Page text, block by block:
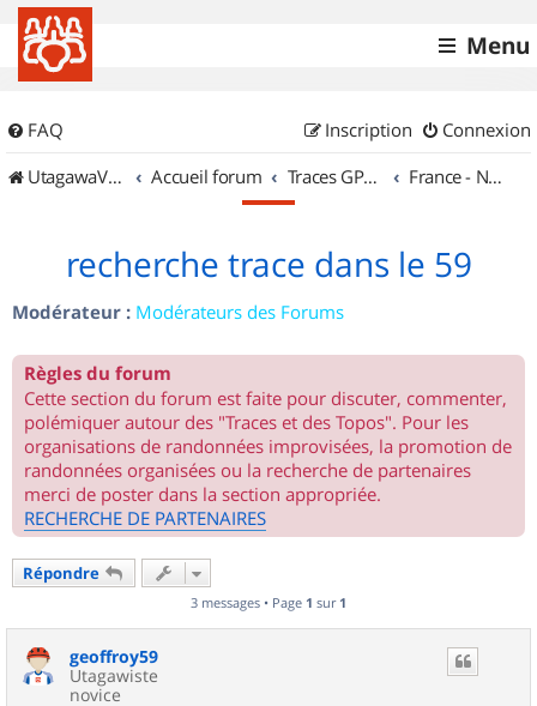
Menu
FAQ Connexion
Inscription
UtagawaVTT (Randos VTT et VTTAE avec traces GPS)
Accueil forum Traces GPS de randos VTT France - Nord Est
recherche trace dans le 59
Modérateur : Modérateurs des Forums
Règles du forum
Cette section du forum est faite pour discuter, commenter,
polémiquer autour des "Traces et des Topos". Pour les
organisations de randonnées improvisées, la promotion de
randonnées organisées ou la recherche de partenaires
merci de poster dans la section appropriée.
RECHERCHE DE PARTENAIRES
Répondre
3 messages • Page 1 sur 1
geoffroy59
Utagawiste
novice